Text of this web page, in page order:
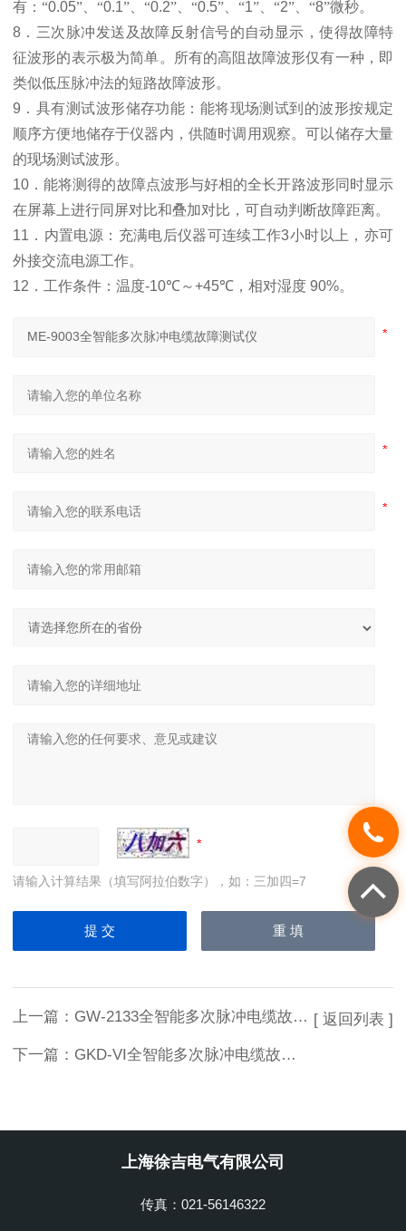
有：“0.05”、“0.1”、“0.2”、“0.5”、“1”、“2”、“8”微秒。
8 ．三次脉冲发送及故障反射信号的自动显示，使得故障特
征波形的表示极为简单。所有的高阻故障波形仅有一种，即
类似低压脉冲法的短路故障波形。
9 ．具有测试波形储存功能：能将现场测试到的波形按规定
顺序方便地储存于仪器内，供随时调用观察。可以储存大量
的现场测试波形。
10 ．能将测得的故障点波形与好相的全长开路波形同时显示
在屏幕上进行同屏对比和叠加对比，可自动判断故障距离。
11 ．内置电源：充满电后仪器可连续工作3小时以上，亦可
外接交流电源工作。
12 ． 工作条件：温度-10℃～+45℃ ，相对湿度 90%。
请输入计算结果（填写阿拉伯数字），如：三加四=7
上一篇： GW-2133全智能多次脉冲电缆故障测试仪
下一篇： GKD-VI全智能多次脉冲电缆故障测试仪
[ 返回列表 ]
上海徐吉电气有限公司
传真：021-56146322